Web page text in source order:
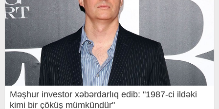
Məşhur investor xəbərdarlıq edib: "1987-ci ildəki
kimi bir çöküş mümkündür"